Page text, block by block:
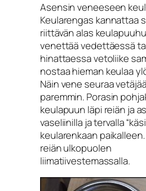
Asensin veneeseen
Keularengas kannattaa
riittävän alas
venettää vedettäessä
hinattaessa vetoliike
nostaa hieman keulaa
Näin vene seuraa
paremmin. Porasin
keulapuun läpi reiän ja
vaseliinilla ja tervalla
keularenkaan
reiän ulkopuolen
liimatiivestemassalla.